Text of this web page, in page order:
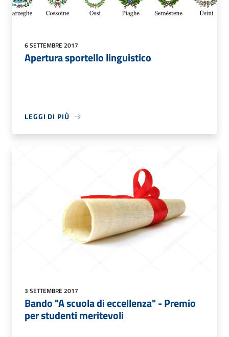
6 SETTEMBRE 2017
Apertura sportello linguistico
LEGGI DI PIÙ
3 SETTEMBRE 2017
Bando "A scuola di eccellenza" - Premio
per studenti meritevoli